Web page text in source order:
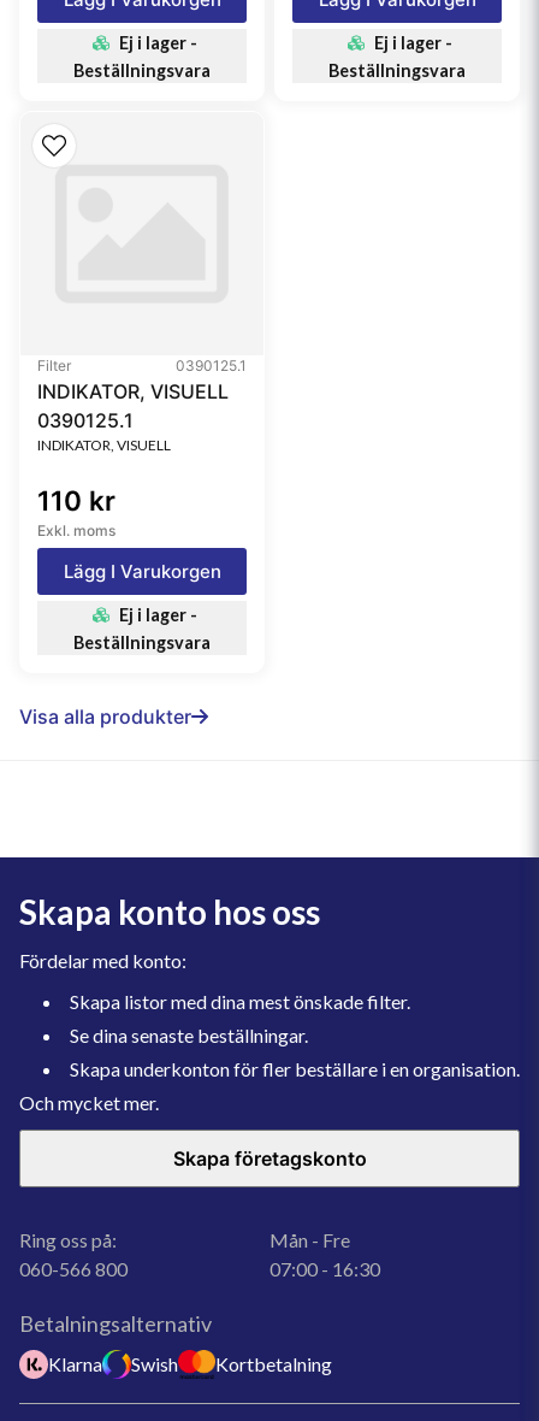
Ej i lager -
Beställningsvara
Ej i lager -
Beställningsvara
Filter 0390125.1
INDIKATOR, VISUELL
0390125.1
INDIKATOR, VISUELL
110 kr
Exkl. moms
Lägg I Varukorgen
Ej i lager -
Beställningsvara
Visa alla produkter
Skapa konto hos oss
Fördelar med konto:
Skapa listor med dina mest önskade filter.
Se dina senaste beställningar.
Skapa underkonton för fler beställare i en organisation.
Och mycket mer.
Skapa företagskonto
Ring oss på:
060-566 800
Mån - Fre
07:00 - 16:30
Betalningsalternativ
Klarna Swish Kortbetalning